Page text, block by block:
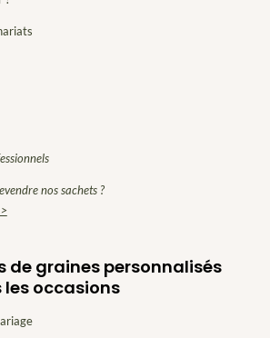
nos sachets ?
de graines personnalisés
occasions